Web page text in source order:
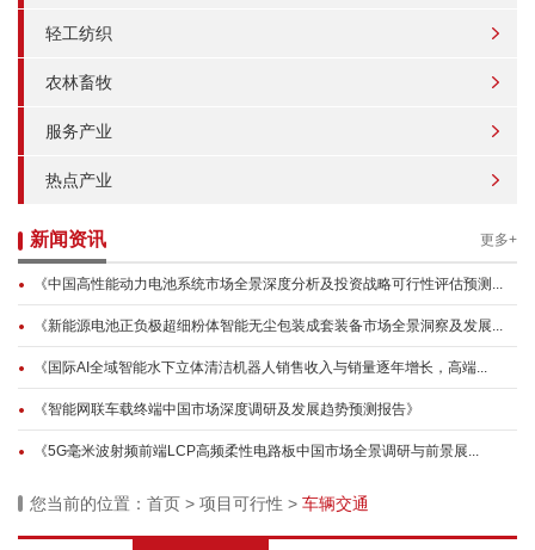
轻工纺织
农林畜牧
服务产业
热点产业
新闻资讯 更多+
《中国高性能动力电池系统市场全景深度分析及投资战略可行性评估预测...
《新能源电池正负极超细粉体智能无尘包装成套装备市场全景洞察及发展...
《国际AI全域智能水下立体清洁机器人销售收入与销量逐年增长，高端...
《智能网联车载终端中国市场深度调研及发展趋势预测报告》
《5G毫米波射频前端LCP高频柔性电路板中国市场全景调研与前景展...
您当前的位置： 首页 > 项目可行性 > 车辆交通